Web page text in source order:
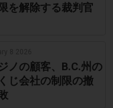
を解除する裁判官
ノの顧客、B.C.州の
じ会社の制限の撤